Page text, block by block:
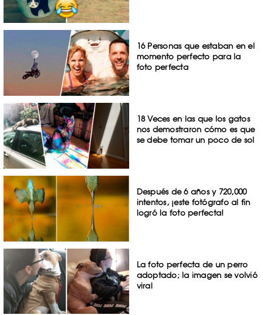
16 Personas que estaban en el
momento perfecto para la
foto perfecta
18 Veces en las que los gatos
nos demostraron cómo es que
se debe tomar un poco de sol
Después de 6 años y 720,000
intentos, ¡este fotógrafo al fin
logró la foto perfecta!
La foto perfecta de un perro
adoptado; la imagen se volvió
viral